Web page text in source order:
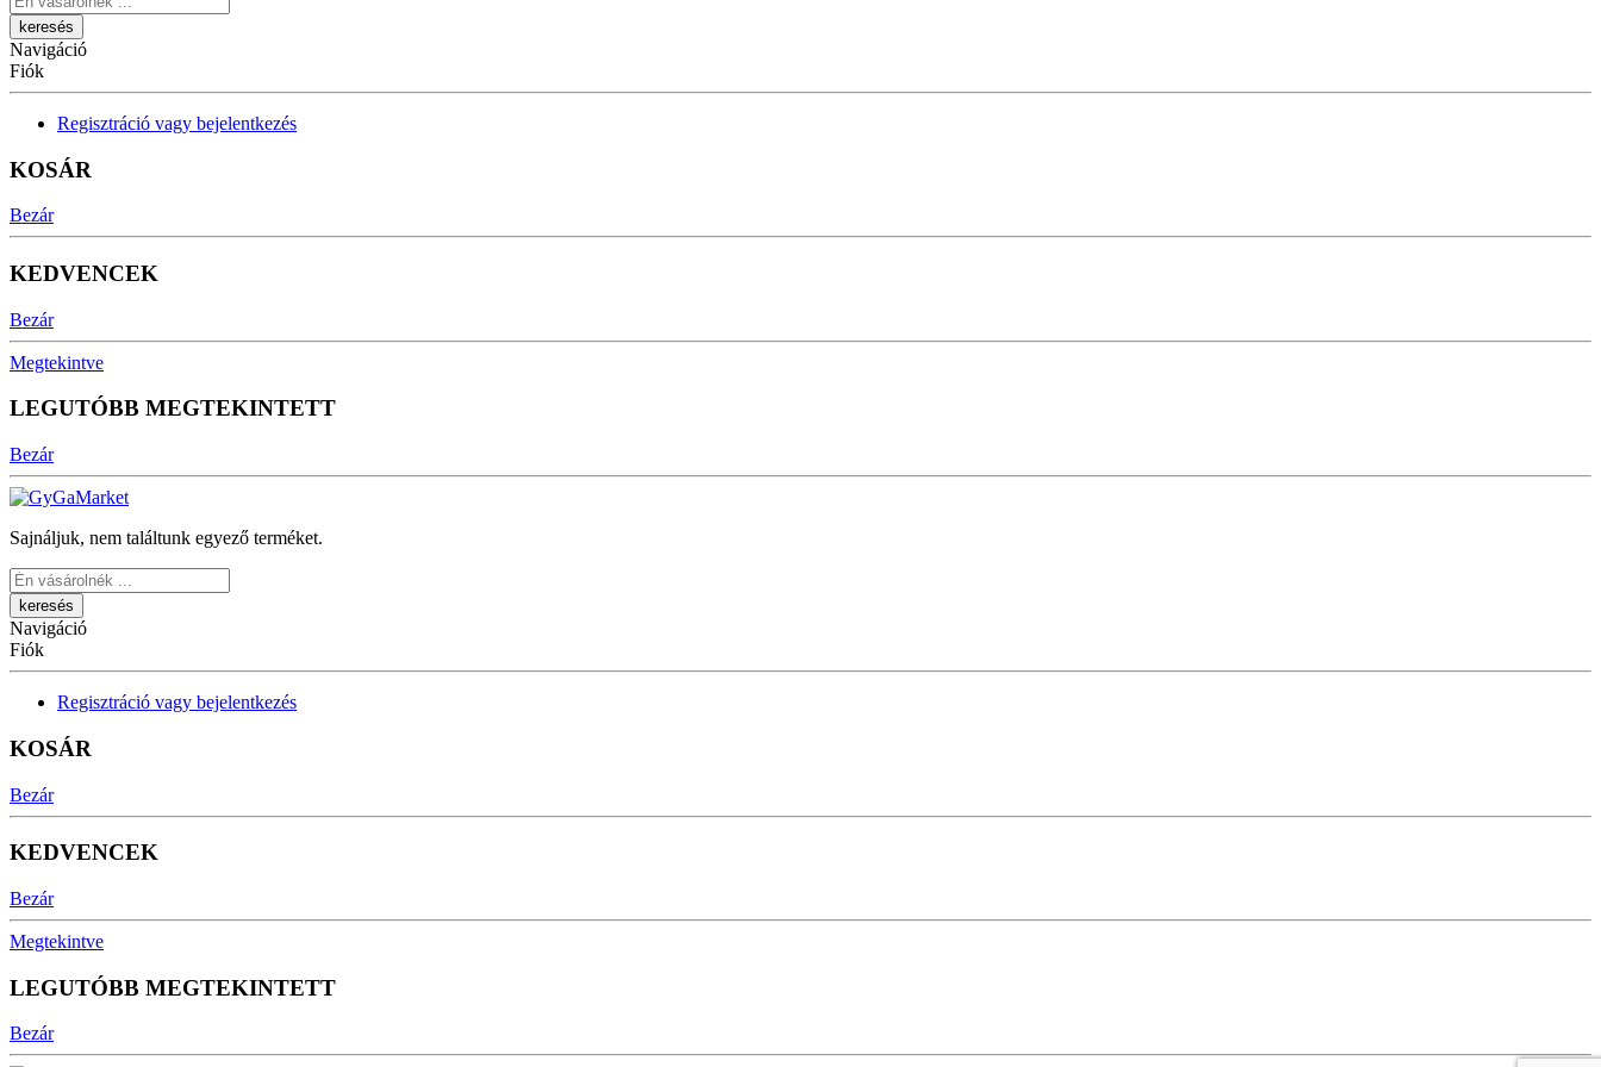
Navigáció
Fiók
Regisztráció vagy bejelentkezés
KOSÁR
Bezár
KEDVENCEK
Bezár
Megtekintve
LEGUTÓBB MEGTEKINTETT
Bezár
Sajnáljuk, nem találtunk egyező terméket.
Keresés
Navigáció
Fiók
Regisztráció vagy bejelentkezés
KOSÁR
Bezár
KEDVENCEK
Bezár
Megtekintve
LEGUTÓBB MEGTEKINTETT
Bezár